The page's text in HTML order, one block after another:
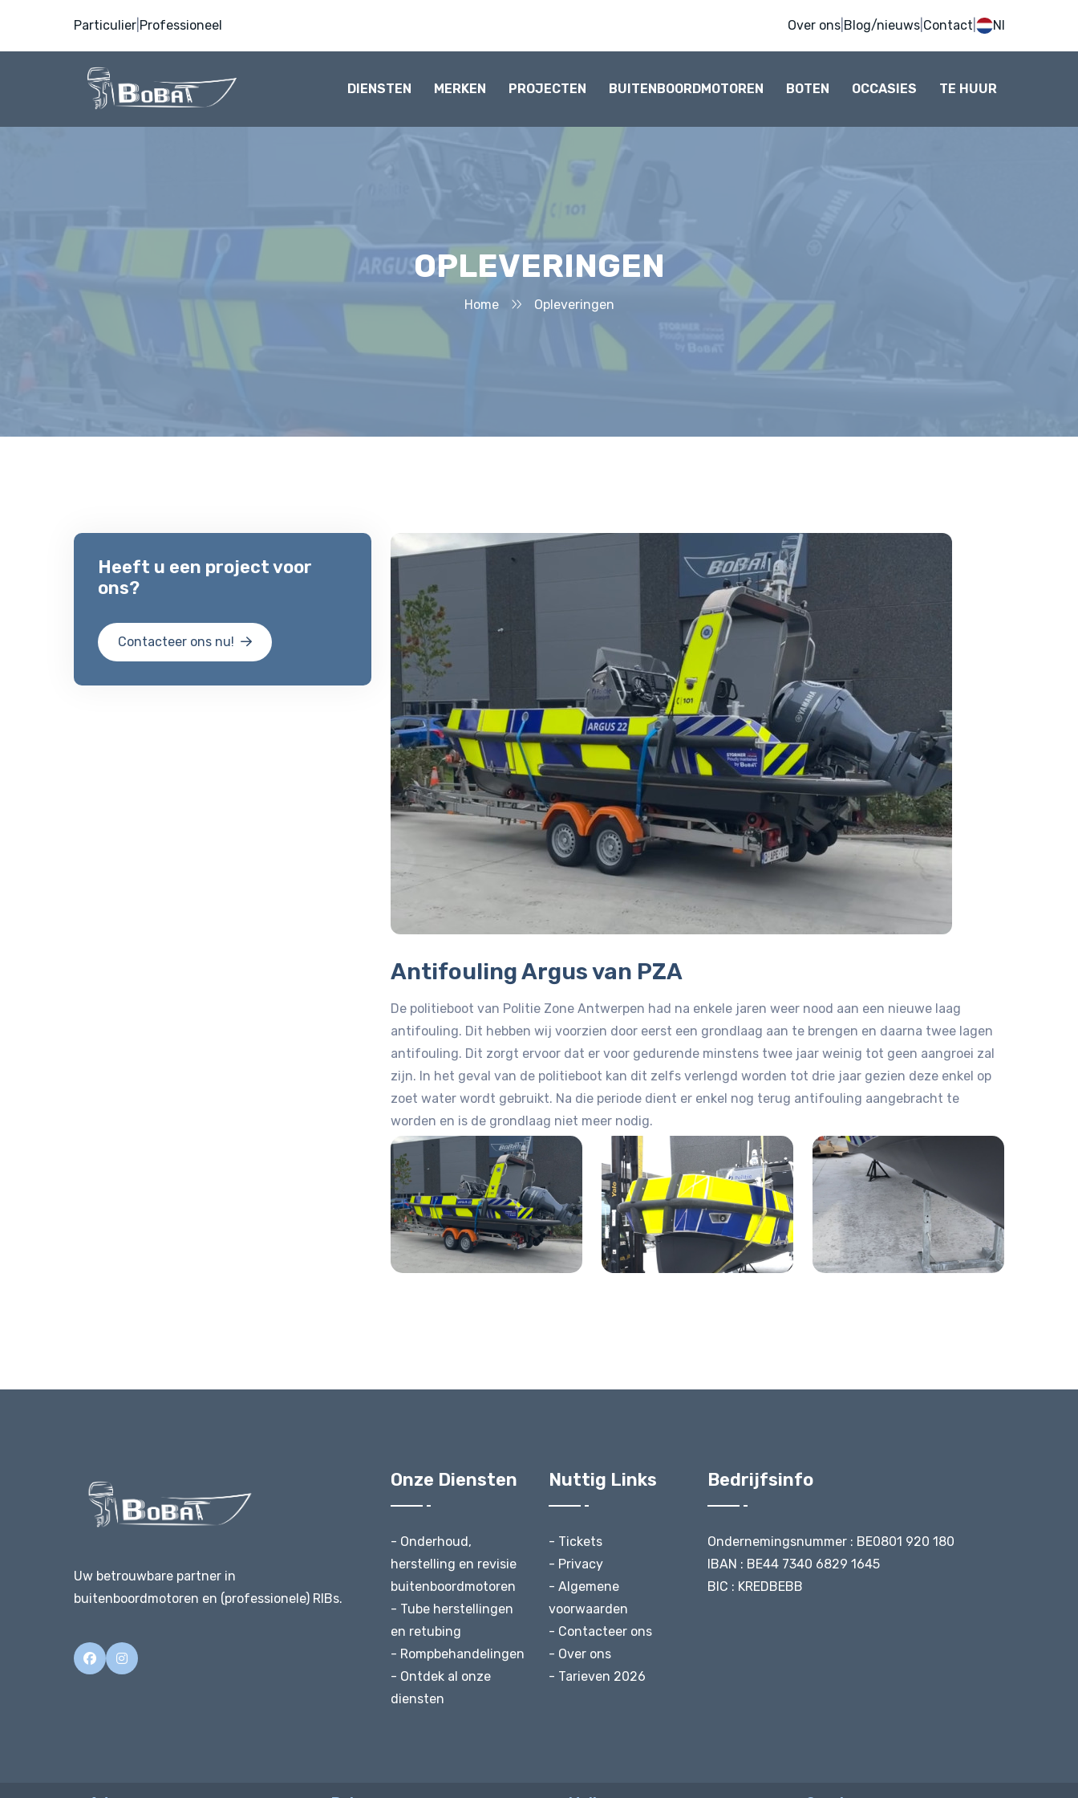
Particulier| Professioneel Over ons| Blog/nieuws| Contact Nl
DIENSTEN MERKEN PROJECTEN BUITENBOORDMOTOREN BOTEN OCCASIES TE HUUR
OPLEVERINGEN
Home Opleveringen
Heeft u een project voor
ons?
Contacteer ons nu!
Antifouling Argus van PZA
De politieboot van Politie Zone Antwerpen had na enkele jaren weer nood aan een nieuwe laag
antifouling. Dit hebben wij voorzien door eerst een grondlaag aan te brengen en daarna twee lagen
antifouling. Dit zorgt ervoor dat er voor gedurende minstens twee jaar weinig tot geen aangroei zal
zijn. In het geval van de politieboot kan dit zelfs verlengd worden tot drie jaar gezien deze enkel op
zoet water wordt gebruikt. Na die periode dient er enkel nog terug antifouling aangebracht te
worden en is de grondlaag niet meer nodig.
Uw betrouwbare partner in
buitenboordmotoren en (professionele) RIBs.
Onze Diensten
- Onderhoud,
herstelling en revisie
buitenboordmotoren
- Tube herstellingen
en retubing
- Rompbehandelingen
- Ontdek al onze
diensten
Nuttig Links
- Tickets
- Privacy
- Algemene
voorwaarden
- Contacteer ons
- Over ons
- Tarieven 2026
Bedrijfsinfo
Ondernemingsnummer : BE0801 920 180
IBAN : BE44 7340 6829 1645
BIC : KREDBEBB